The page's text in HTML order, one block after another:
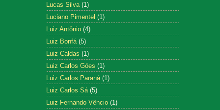
Lucas Silva (1)
Luciano Pimentel (1)
Luiz Antônio (4)
Luiz Bonfá (5)
Luiz Caldas (1)
Luiz Carlos Góes (1)
Luiz Carlos Paraná (1)
Luiz Carlos Sá (5)
Luiz Fernando Vêncio (1)